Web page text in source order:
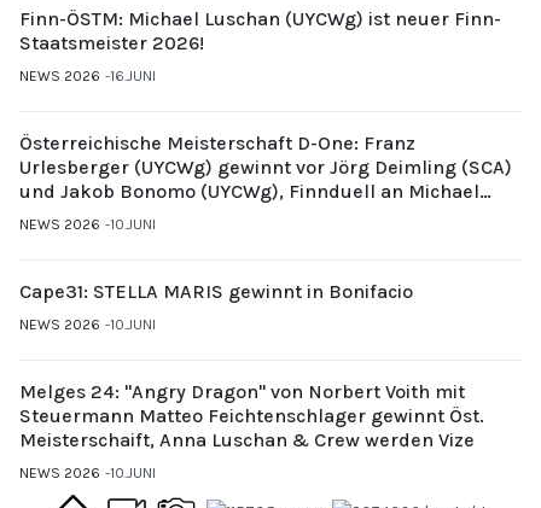
Finn-ÖSTM: Michael Luschan (UYCWg) ist neuer Finn-
Staatsmeister 2026!
NEWS 2026 16.JUNI
Österreichische Meisterschaft D-One: Franz
Urlesberger (UYCWg) gewinnt vor Jörg Deimling (SCA)
und Jakob Bonomo (UYCWg), Finnduell an Michael
Gubi (UYCMo)
NEWS 2026 10.JUNI
Cape31: STELLA MARIS gewinnt in Bonifacio
NEWS 2026 10.JUNI
Melges 24: "Angry Dragon" von Norbert Voith mit
Steuermann Matteo Feichtenschlager gewinnt Öst.
Meisterschaift, Anna Luschan & Crew werden Vize
NEWS 2026 10.JUNI